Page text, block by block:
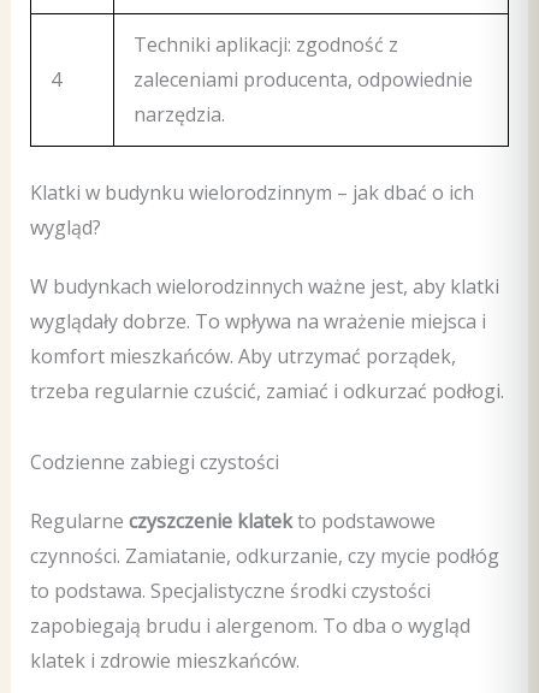
4
Techniki aplikacji: zgodność z
zaleceniami producenta, odpowiednie
narzędzia.
Klatki w budynku wielorodzinnym – jak dbać o ich
wygląd?
W budynkach wielorodzinnych ważne jest, aby klatki
wyglądały dobrze. To wpływa na wrażenie miejsca i
komfort mieszkańców. Aby utrzymać porządek,
trzeba regularnie czuścić, zamiać i odkurzać podłogi.
Codzienne zabiegi czystości
Regularne czyszczenie klatekto podstawowe
czynności. Zamiatanie, odkurzanie, czy mycie podłóg
to podstawa. Specjalistyczne środki czystości
zapobiegają brudu i alergenom. To dba o wygląd
klatek i zdrowie mieszkańców.